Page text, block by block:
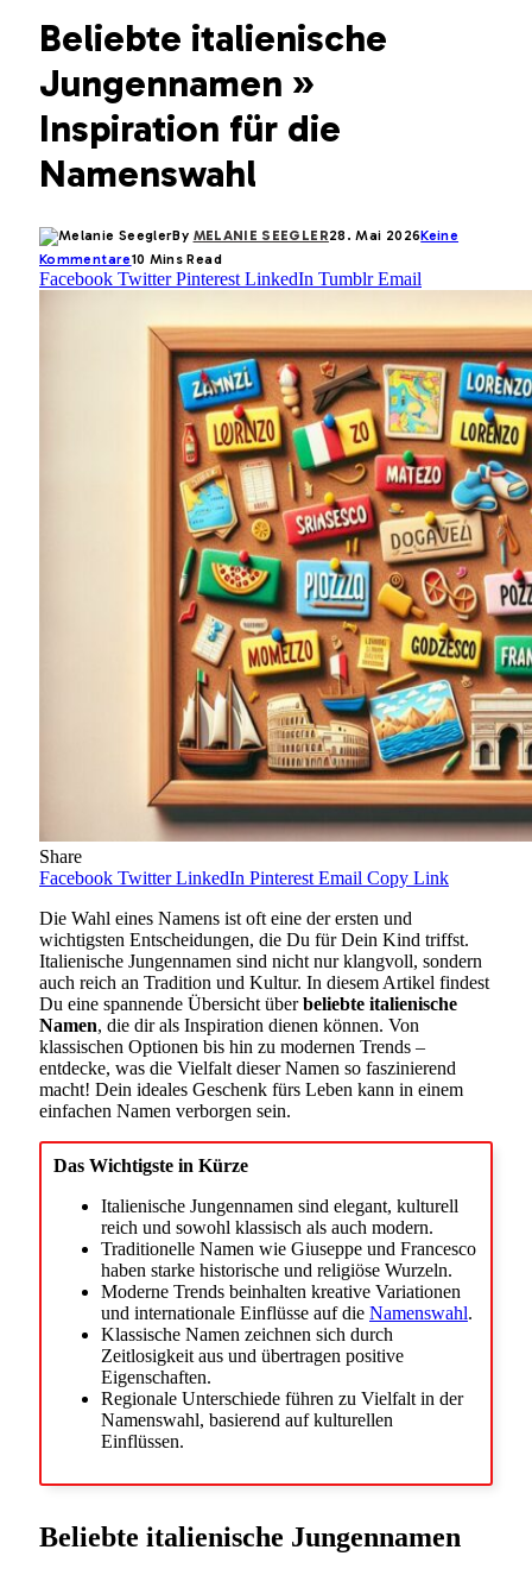
Beliebte italienische
Jungennamen »
Inspiration für die
Namenswahl
By MELANIE SEEGLER28. Mai 2026Keine
Kommentare10 Mins Read
Facebook Twitter Pinterest LinkedIn Tumblr Email
Share
Facebook Twitter LinkedIn Pinterest Email Copy Link
Die Wahl eines Namens ist oft eine der ersten und
wichtigsten Entscheidungen, die Du für Dein Kind triffst.
Italienische Jungennamen sind nicht nur klangvoll, sondern
auch reich an Tradition und Kultur. In diesem Artikel findest
Du eine spannende Übersicht überbeliebte italienische
Namen, die dir als Inspiration dienen können. Von
klassischen Optionen bis hin zu modernen Trends –
entdecke, was die Vielfalt dieser Namen so faszinierend
macht! Dein ideales Geschenk fürs Leben kann in einem
einfachen Namen verborgen sein.
Das Wichtigste in Kürze
Italienische Jungennamen sind elegant, kulturell
reich und sowohl klassisch als auch modern.
Traditionelle Namen wie Giuseppe und Francesco
haben starke historische und religiöse Wurzeln.
Moderne Trends beinhalten kreative Variationen
und internationale Einflüsse auf die Namenswahl.
Klassische Namen zeichnen sich durch
Zeitlosigkeit aus und übertragen positive
Eigenschaften.
Regionale Unterschiede führen zu Vielfalt in der
Namenswahl, basierend auf kulturellen
Einflüssen.
Beliebte italienische Jungennamen